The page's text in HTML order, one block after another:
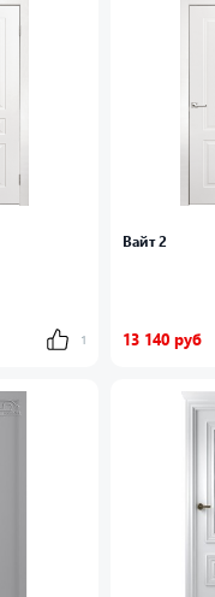
1
Вайт 2
13 140 руб